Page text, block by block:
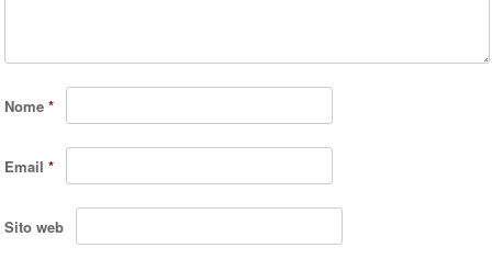
Nome*
Email*
Sito web